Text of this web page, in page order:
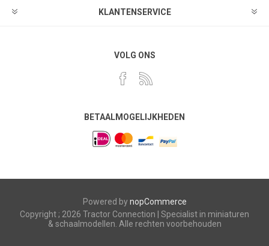
KLANTENSERVICE
VOLG ONS
BETAALMOGELIJKHEDEN
Powered bynopCommerce
Copyright ; 2026 Tractor Connection | Specialist in miniaturen
& schaalmodellen. Alle rechten voorbehouden